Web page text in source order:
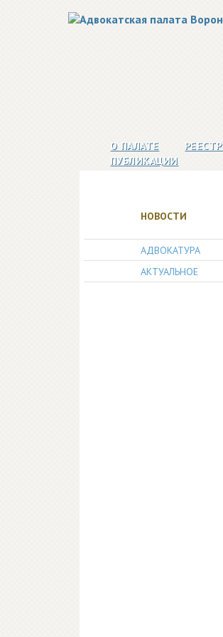
О ПАЛАТЕ
ПУБЛИКАЦИИ
НОВОСТИ
АДВОКАТУРА
АКТУАЛЬНОЕ